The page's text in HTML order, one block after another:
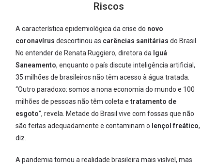
Riscos
A característica epidemiológica da crise do novo
coronavírus descortinou as carências sanitárias do Brasil.
No entender de Renata Ruggiero, diretora da Iguá
Saneamento, enquanto o país discute inteligência artificial,
35 milhões de brasileiros não têm acesso à água tratada.
“Outro paradoxo: somos a nona economia do mundo e 100
milhões de pessoas não têm coleta etratamento de
esgoto”, revela. Metade do Brasil vive com fossas que não
são feitas adequadamente e contaminam o lençol freático,
diz.
A pandemia tornou a realidade brasileira mais visível, mas